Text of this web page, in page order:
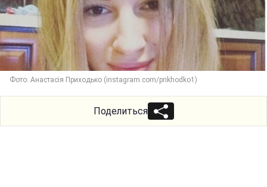
Фото: Анастасія Приходько (instagram.com/prikhodko1)
Поделиться